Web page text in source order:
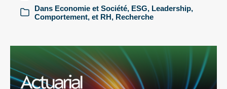
Dans Economie et Société, ESG, Leadership,
Comportement, et RH, Recherche